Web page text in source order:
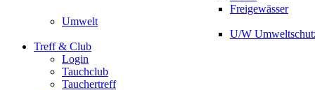
Freigewässer
Umwelt
U/W
Treff & Club
Login
Tauchclub
Tauchertreff